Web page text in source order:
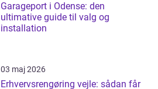
Garageport i Odense: den
ultimative guide til valg og
installation
03 maj 2026
Erhvervsrengøring vejle: sådan får